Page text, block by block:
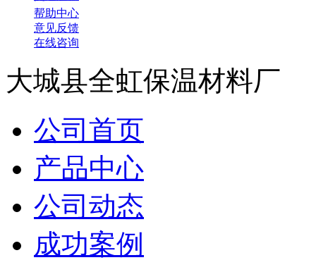
帮助中心
意见反馈
在线咨询
大城县全虹保温材料厂
公司首页
产品中心
公司动态
成功案例